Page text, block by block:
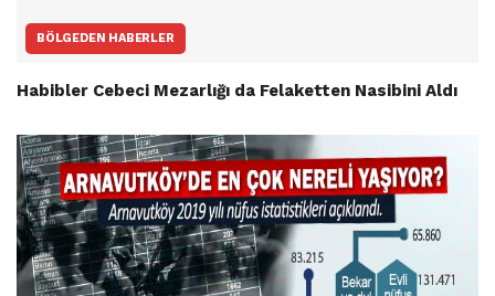
BÖLGEDEN HABERLER
Habibler Cebeci Mezarlığı da Felaketten Nasibini Aldı